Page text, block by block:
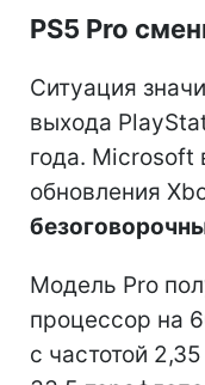
PS5 Pro
Ситуация
выхода
года. Microsoft
обновления
Модель Pro
процессор на
с частотой